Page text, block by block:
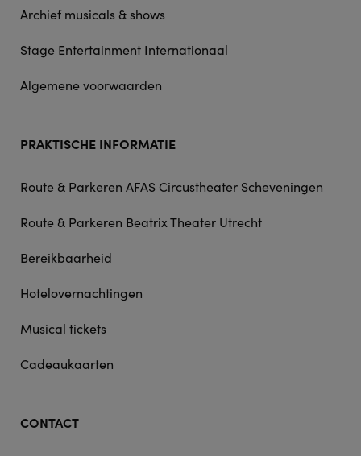
Archief musicals & shows
Stage Entertainment Internationaal
Algemene voorwaarden
PRAKTISCHE INFORMATIE
Route & Parkeren AFAS Circustheater Scheveningen
Route & Parkeren Beatrix Theater Utrecht
Bereikbaarheid
Hotelovernachtingen
Musical tickets
Cadeaukaarten
CONTACT